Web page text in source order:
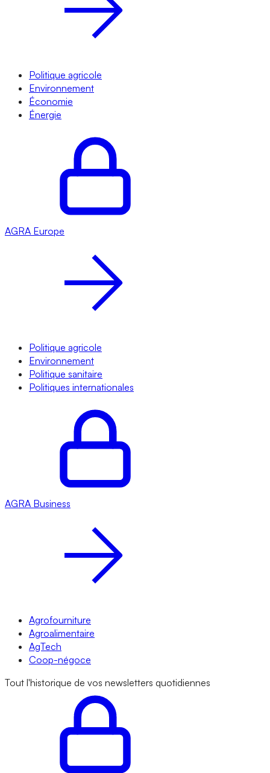
Politique agricole
Environnement
Économie
Énergie
AGRA Europe
Politique agricole
Environnement
Politique sanitaire
Politiques internationales
AGRA Business
Agrofourniture
Agroalimentaire
AgTech
Coop-négoce
Tout l'historique de vos newsletters quotidiennes